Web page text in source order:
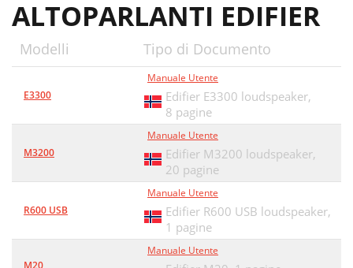
ALTOPARLANTI EDIFIER
Modelli Tipo di Documento
E3300
Manuale Utente
Edifier E3300 loudspeaker,
8 pagine
M3200
Manuale Utente
Edifier M3200 loudspeaker,
20 pagine
R600 USB
Manuale Utente
Edifier R600 USB loudspeaker,
1 pagine
M20
Manuale Utente